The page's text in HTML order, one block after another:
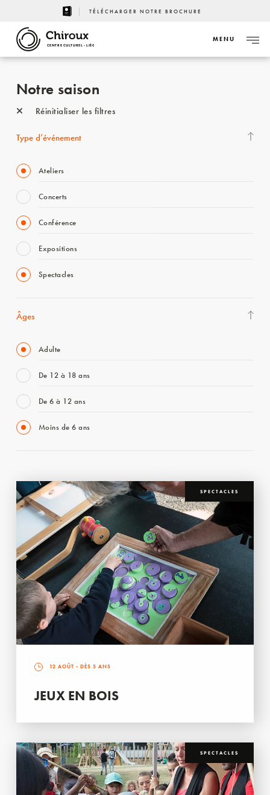
TÉLÉCHARGER NOTRE BROCHURE
CENTRE CULTUREL - LIÈGE
MENU
Notre saison
Réinitialiser les filtres
Type d’événement
Ateliers
Concerts
Conférence
Expositions
Spectacles
Âges
Adulte
De 12 à 18 ans
De 6 à 12 ans
Moins de 6 ans
SPECTACLES
12 AOÛT - DÈS 5 ANS
JEUX EN BOIS
SPECTACLES